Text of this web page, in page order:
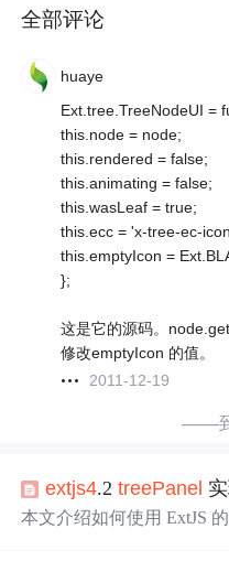
全部评论
huaye
Ext.tree.TreeNodeUI =
this.node = node;
this.rendered = false;
this.animating = false;
this.wasLeaf = true;
this.ecc = 'x-tree-ec-
this.emptyIcon =
};
这是它的源码。
修改emptyIcon 的值。
2011-12-19
——
extjs4.2treePanel
本文介绍如何使用 ExtJS